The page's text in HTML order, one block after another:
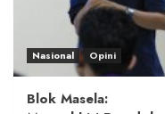
Nasional Opini
Blok Masela: